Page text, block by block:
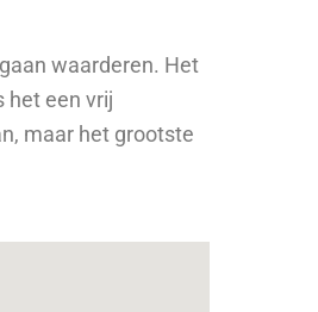
waarderen. Het
het een vrij
maar het grootste